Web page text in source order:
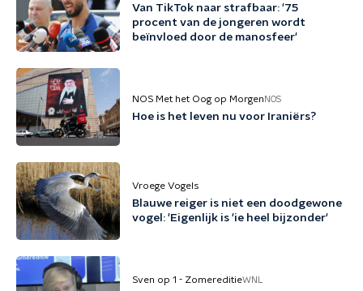
Van TikTok naar strafbaar: '75
procent van de jongeren wordt
beïnvloed door de manosfeer'
NOS Met het Oog op Morgen NOS
Hoe is het leven nu voor Iraniërs?
Vroege Vogels
Blauwe reiger is niet een doodgewone
vogel: 'Eigenlijk is 'ie heel bijzonder'
Sven op 1 - ZomereditieWNL